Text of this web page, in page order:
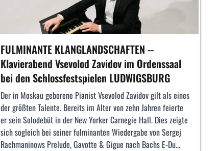
FULMINANTE KLANGLANDSCHAFTEN --
Klavierabend Vsevolod Zavidov im Ordenssaal
bei den Schlossfestspielen LUDWIGSBURG
Der in Moskau geborene Pianist Vsevolod Zavidov gilt als eines
der größten Talente. Bereits im Alter von zehn Jahren feierte
er sein Solodebüt in der New Yorker Carnegie Hall. Dies zeigte
sich sogleich bei seiner fulminanten Wiedergabe von Sergej
Rachmaninows Prelude, Gavotte & Gigue nach Bachs E-Du...